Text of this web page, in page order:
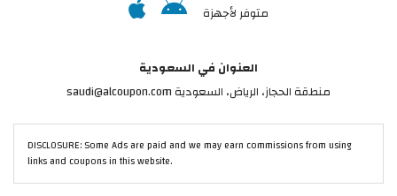
متوفر لأجهزة
العنوان في السعودية
منطقة الحجاز، الرياض، السعودية saudi@alcoupon.com
DISCLOSURE: Some Ads are paid and we may earn commissions from using
links and coupons in this website.